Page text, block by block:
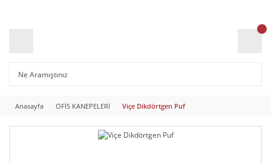
Anasayfa OFİS KANEPELERİ Viçe Dikdörtgen Puf